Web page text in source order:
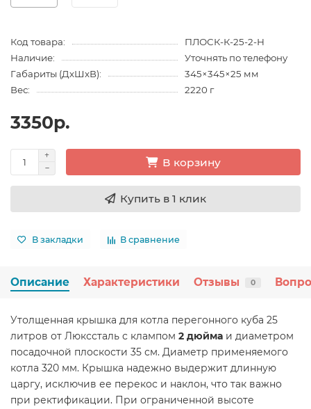
Код товара:
ПЛОСК-К-25-2-Н
Наличие:
Уточнять по телефону
Габариты (ДхШхВ):
345×345×25 мм
Вес:
2220 г
3350р.
В корзину
Купить в 1 клик
В закладки В сравнение
Описание Характеристики Отзывы 0
Утолщенная крышка для котла перегонного куба 25
литров от Люкссталь с клампом 2 дюйма и диаметром
посадочной плоскости 35 см. Диаметр применяемого
котла 320 мм. Крышка надежно выдержит длинную
царгу, исключив ее перекос и наклон, что так важно
при ректификации. При ограниченной высоте